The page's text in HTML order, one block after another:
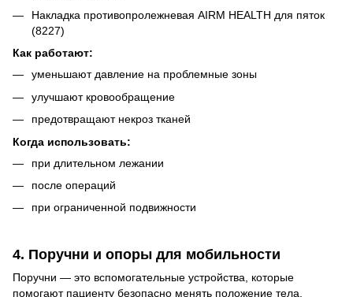
Накладка противопролежневая AIRM HEALTH для пяток
(8227)
Как работают:
уменьшают давление на проблемные зоны
улучшают кровообращение
предотвращают некроз тканей
Когда использовать:
при длительном лежании
после операций
при ограниченной подвижности
4. Поручни и опоры для мобильности
Поручни — это вспомогательные устройства, которые
помогают пациенту безопасно менять положение тела,